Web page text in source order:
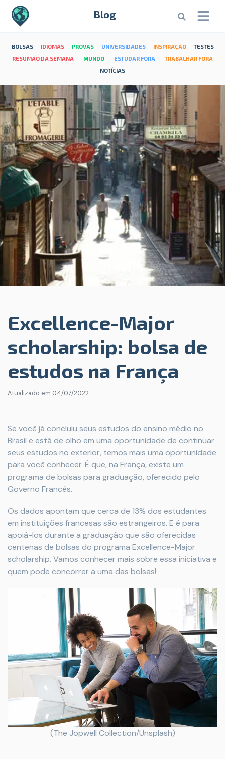
Blog
BOLSAS IDIOMAS PROVAS UNIVERSIDADES INSPIRAÇÃO
TESTES
RESUMÃO DA SEMANA
MUNDO ESTUDAR FORA
TRABALHAR FORA
NOTÍCIAS
Excellence-Major
scholarship: bolsa de
estudos na França
Atualizado em 04/07/2022
Se você já concluiu seus estudos do ensino médio no
Brasil e está de olho em uma oportunidade de continuar
seus estudos no exterior, temos mais uma oportunidade
para você conhecer. É que, na França, existe um
programa de bolsas para graduação, oferecido pelo
Governo Francês.
Os dados apontam que cerca de 13% dos estudantes
em instituições francesas são estrangeiros. E é para
apoiá-los durante a graduação que são oferecidas
centenas de bolsas do programa Excellence-Major
scholarship. Vamos conhecer mais sobre essa iniciativa e
quem pode concorrer a uma das bolsas!
(The Jopwell Collection/Unsplash)